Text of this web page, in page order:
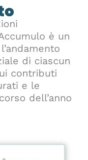
è un
di ciascun
contributi
e le
dell’anno